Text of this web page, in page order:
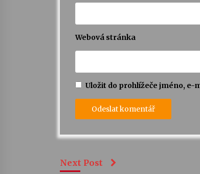
Webová stránka
Uložit do prohlížeče jméno, e-
Next Post